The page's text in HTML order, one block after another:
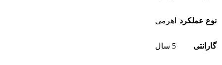
نوع عملکرد اهرمی
گارانتی 5 سال